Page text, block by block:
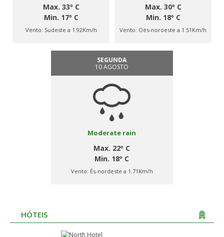
Max. 33º C
Min. 17º C
Vento: Sudeste a 1.92Km/h
Max. 30º C
Min. 18º C
Vento: Oés-noroeste a 1.51Km/h
SEGUNDA
10 AGOSTO
Moderate rain
Max. 22º C
Min. 18º C
Vento: És-nordeste a 1.71Km/h
HÓTEIS